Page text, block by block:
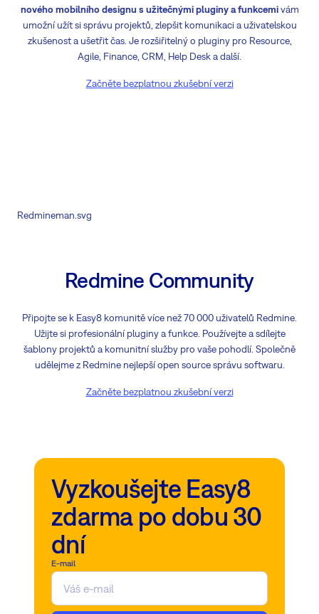
nového mobilního designu s užitečnými pluginy a funkcemivám
umožní užít si správu projektů, zlepšit komunikaci a uživatelskou
zkušenost a ušetřit čas. Je rozšiřitelný o pluginy pro Resource,
Agile, Finance, CRM, Help Desk a další.
Začněte bezplatnou zkušební verzi
Redmineman.svg
Redmine Community
Připojte se k Easy8 komunitě více než 70 000 uživatelů Redmine.
Užijte si profesionální pluginy a funkce. Používejte a sdílejte
šablony projektů a komunitní služby pro vaše pohodlí. Společně
udělejme z Redmine nejlepší open source správu softwaru.
Začněte bezplatnou zkušební verzi
Vyzkoušejte Easy8
zdarma po dobu 30
dní
E-mail